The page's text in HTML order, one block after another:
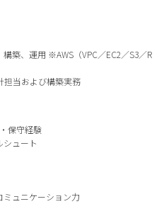
築、運用 ※AWS（VPC／EC2／S3／R
担当および構築実務
保守経験
シュート
ュニケーション力